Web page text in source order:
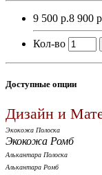
9 500 р.8 900
Кол-во
Доступные опции
Дизайн и
Экокожа Полоска
Экокожа Ромб
Алькантара Полоска
Алькантара Ромб